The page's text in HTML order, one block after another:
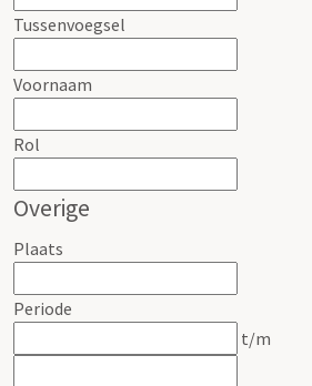
Tussenvoegsel
Voornaam
Rol
Overige
Plaats
Periode
t/m